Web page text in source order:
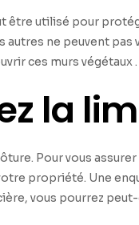
être utilisé pour
ne peuvent pas
ces murs végétaux.
la
Pour vous
propriété. Une
vous pourrez